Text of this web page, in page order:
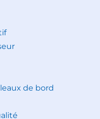
de bord